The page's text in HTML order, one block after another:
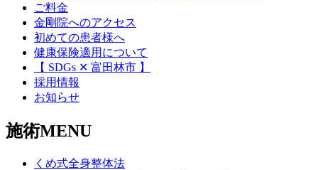
ご料金
金剛院へのアクセス
初めての患者様へ
健康保険適用について
【 SDGs ✕ 富田林市 】
採用情報
お知らせ
施術MENU
くめ式全身整体法